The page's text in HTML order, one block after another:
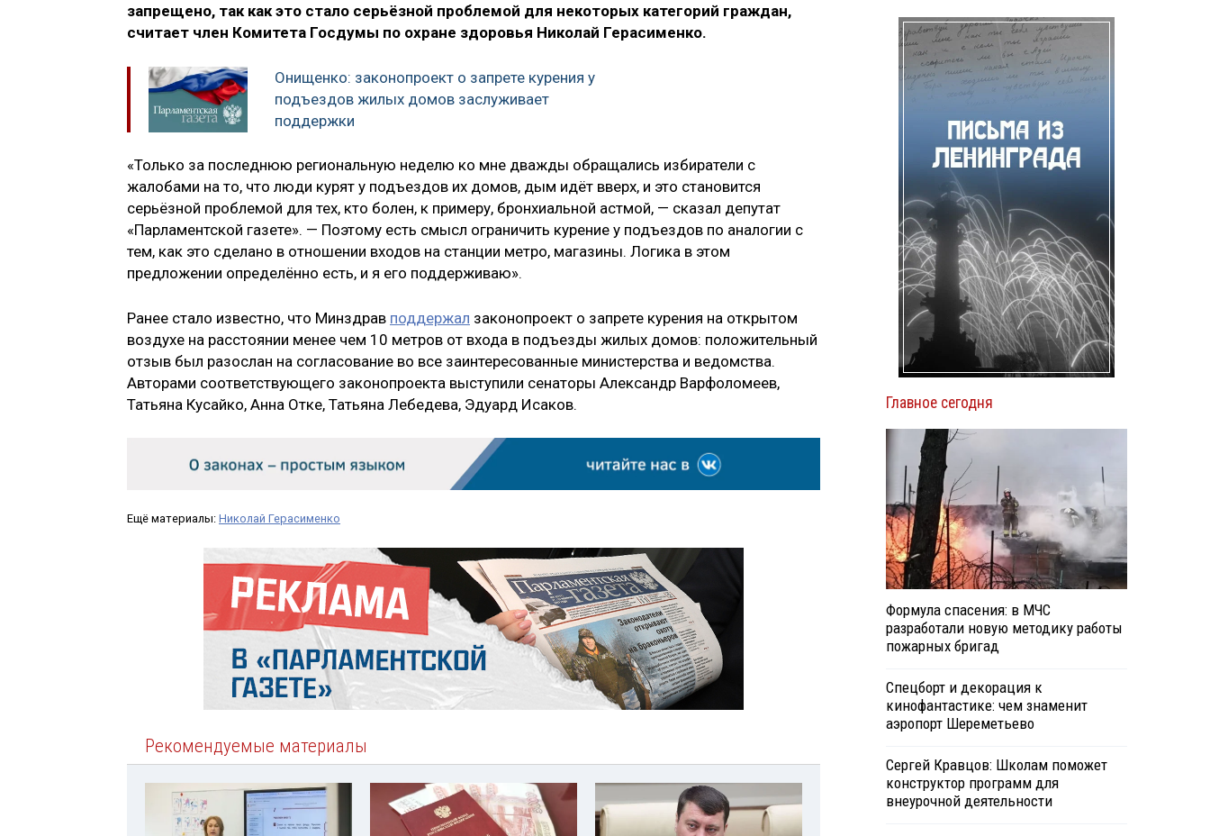
запрещено, так как это стало серьёзной проблемой для некоторых категорий граждан,
считает член Комитета Госдумы по охране здоровья Николай Герасименко.
Онищенко: законопроект о запрете курения у
подъездов жилых домов заслуживает
поддержки
«Только за последнюю региональную неделю ко мне дважды обращались избиратели с
жалобами на то, что люди курят у подъездов их домов, дым идёт вверх, и это становится
серьёзной проблемой для тех, кто болен, к примеру, бронхиальной астмой, — сказал депутат
«Парламентской газете». — Поэтому есть смысл ограничить курение у подъездов по аналогии с
тем, как это сделано в отношении входов на станции метро, магазины. Логика в этом
предложении определённо есть, и я его поддерживаю».
Ранее стало известно, что Минздрав поддержал законопроект о запрете курения на открытом
воздухе на расстоянии менее чем 10 метров от входа в подъезды жилых домов: положительный
отзыв был разослан на согласование во все заинтересованные министерства и ведомства.
Авторами соответствующего законопроекта выступили сенаторы Александр Варфоломеев,
Татьяна Кусайко, Анна Отке, Татьяна Лебедева, Эдуард Исаков.
Ещё материалы: Николай Герасименко
Рекомендуемые материалы
Главное сегодня
Формула спасения: в МЧС
разработали новую методику работы
пожарных бригад
Спецборт и декорация к
кинофантастике: чем знаменит
аэропорт Шереметьево
Сергей Кравцов: Школам поможет
конструктор программ для
внеурочной деятельности